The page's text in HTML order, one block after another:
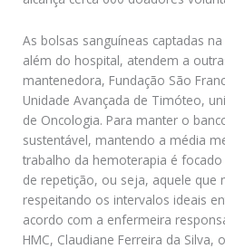
As bolsas sanguíneas captadas
além do hospital, atendem a
mantenedora, Fundação São
Unidade Avançada de Timóteo,
de Oncologia. Para manter o
sustentável, mantendo a média
trabalho da hemoterapia é
de repetição, ou seja, aquele que
respeitando os intervalos ideais
acordo com a enfermeira
HMC, Claudiane Ferreira da Silva,